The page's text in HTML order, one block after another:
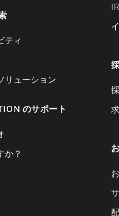
ティ
リューション
のサポート
か？